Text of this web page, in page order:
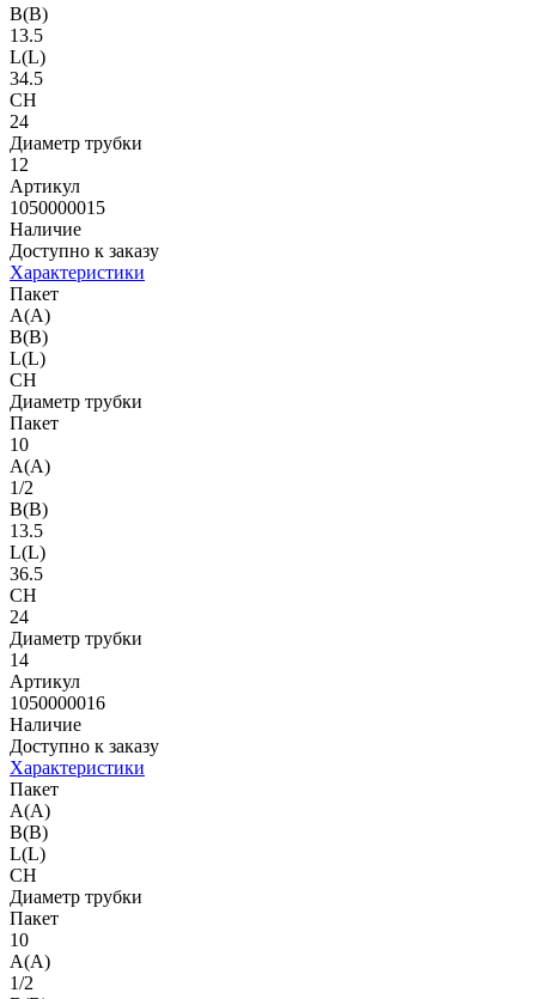
B(B)
13.5
L(L)
34.5
CH
24
Диаметр трубки
12
Артикул
1050000015
Наличие
Доступно к заказу
Характеристики
Пакет
A(A)
B(B)
L(L)
CH
Диаметр трубки
Пакет
10
A(A)
1/2
B(B)
13.5
L(L)
36.5
CH
24
Диаметр трубки
14
Артикул
1050000016
Наличие
Доступно к заказу
Характеристики
Пакет
A(A)
B(B)
L(L)
CH
Диаметр трубки
Пакет
10
A(A)
1/2